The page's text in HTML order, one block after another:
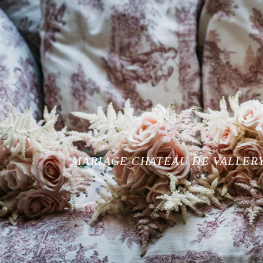
MARIAGE CHATEAU DE